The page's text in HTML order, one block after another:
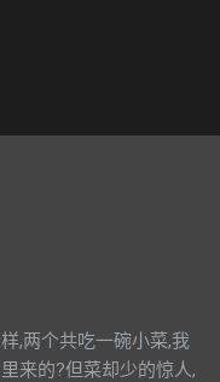
,两个共吃一碗小菜,我
来的?但菜却少的惊人,